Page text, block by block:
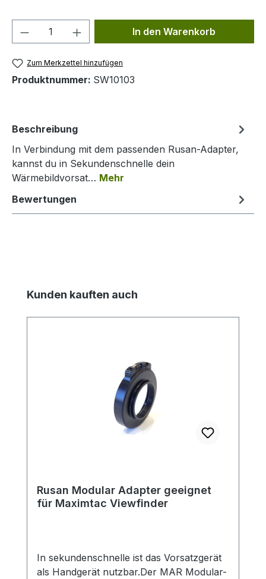
Produkt Anzahl: Gib denIn den Warenkorb
Zum Merkzettel hinzufügen
Produktnummer: SW10103
Beschreibung
In Verbindung mit dem passenden Rusan-Adapter,
kannst du in Sekundenschnelle dein
Wärmebildvorsat… Mehr
Bewertungen
Produktgalerie überspringen
Kunden kauften auch
Rusan Modular Adapter geeignet
für Maximtac Viewfinder
In sekundenschnelle ist das Vorsatzgerät
als Handgerät nutzbar.Der MAR Modular-